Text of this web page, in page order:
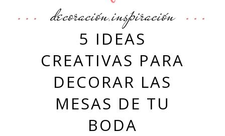
decoración,inspiración
5 IDEAS
CREATIVAS PARA
DECORAR LAS
MESAS DE TU
BODA